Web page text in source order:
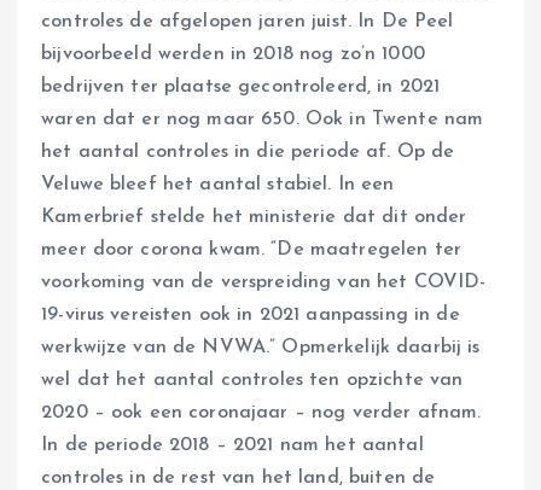
controles de afgelopen jaren juist. In De Peel
bijvoorbeeld werden in 2018 nog zo’n 1000
bedrijven ter plaatse gecontroleerd, in 2021
waren dat er nog maar 650. Ook in Twente nam
het aantal controles in die periode af. Op de
Veluwe bleef het aantal stabiel. In een
Kamerbrief stelde het ministerie dat dit onder
meer door corona kwam. “De maatregelen ter
voorkoming van de verspreiding van het COVID-
19-virus vereisten ook in 2021 aanpassing in de
werkwijze van de NVWA.” Opmerkelijk daarbij is
wel dat het aantal controles ten opzichte van
2020 – ook een coronajaar – nog verder afnam.
In de periode 2018 – 2021 nam het aantal
controles in de rest van het land, buiten de